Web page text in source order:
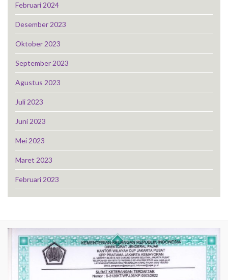
Februari 2024
Desember 2023
Oktober 2023
September 2023
Agustus 2023
Juli 2023
Juni 2023
Mei 2023
Maret 2023
Februari 2023